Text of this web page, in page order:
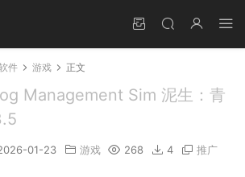
件 游戏 正文
Management Sim 泥生：青
01-23 游戏 268 4 推广